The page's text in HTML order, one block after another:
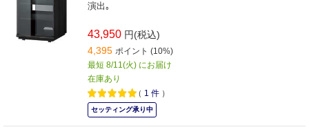
演出｡
43,950 円(税込)
4,395 ポイント (10%)
最短 8/11(火) にお届け
在庫あり
（ 1 件 ）
セッティング承り中